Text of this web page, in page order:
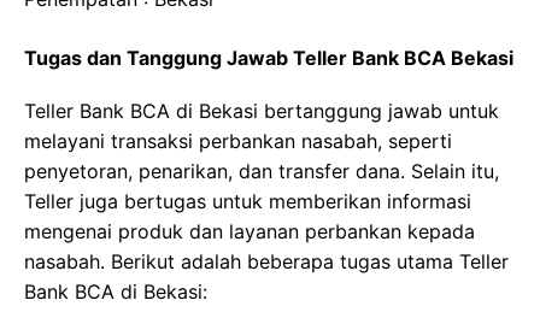
Tugas dan Tanggung Jawab Teller Bank BCA Bekasi
Teller Bank BCA di Bekasi bertanggung jawab untuk
melayani transaksi perbankan nasabah, seperti
penyetoran, penarikan, dan transfer dana. Selain itu,
Teller juga bertugas untuk memberikan informasi
mengenai produk dan layanan perbankan kepada
nasabah. Berikut adalah beberapa tugas utama Teller
Bank BCA di Bekasi: